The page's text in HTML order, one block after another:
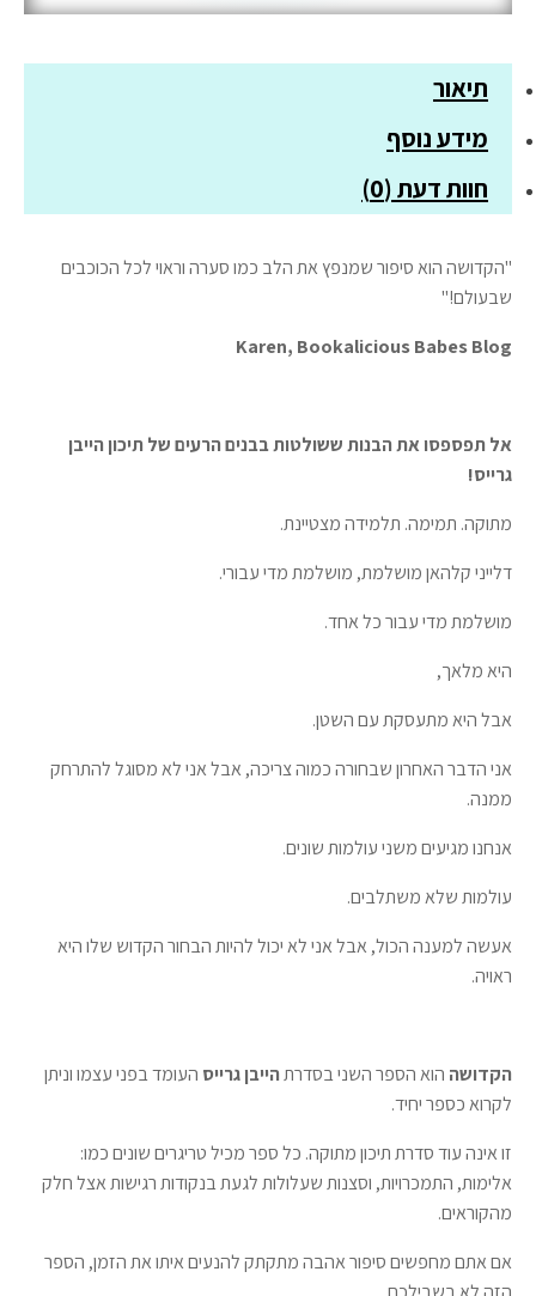
הייבן
תיאור
מידע נוסף
חוות דעת (0)
"הקדושה הוא סיפור שמנפץ את הלב כמו סערה וראוי לכל הכוכבים
שבעולם!"
Karen, Bookalicious Babes Blog
אל תפספסו את הבנות ששולטות בבנים הרעים של תיכון הייבן
גרייס!
מתוקה. תמימה. תלמידה מצטיינת.
דלייני קלהאן מושלמת, מושלמת מדי עבורי.
מושלמת מדי עבור כל אחד.
היא מלאך,
אבל היא מתעסקת עם השטן.
אני הדבר האחרון שבחורה כמוה צריכה, אבל אני לא מסוגל להתרחק
ממנה.
אנחנו מגיעים משני עולמות שונים.
עולמות שלא משתלבים.
אעשה למענה הכול, אבל אני לא יכול להיות הבחור הקדוש שלו היא
ראויה.
הקדושה הוא הספר השני בסדרתהייבן גרייס העומד בפני עצמו וניתן
לקרוא כספר יחיד.
זו אינה עוד סדרת תיכון מתוקה. כל ספר מכיל טריגרים שונים כמו:
אלימות, התמכרויות, וסצנות שעלולות לגעת בנקודות רגישות אצל חלק
מהקוראים.
אם אתם מחפשים סיפור אהבה מתקתק להנעים איתו את הזמן, הספר